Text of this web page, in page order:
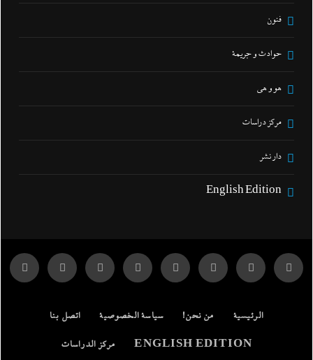
فنون
حوادث و جريمة
هو و هي
مركز دراسات
دار نشر
English Edition
الرئيسية من نحن! سياسة الخصوصية اتصل بنا
ENGLISH EDITION مركز الدراسات